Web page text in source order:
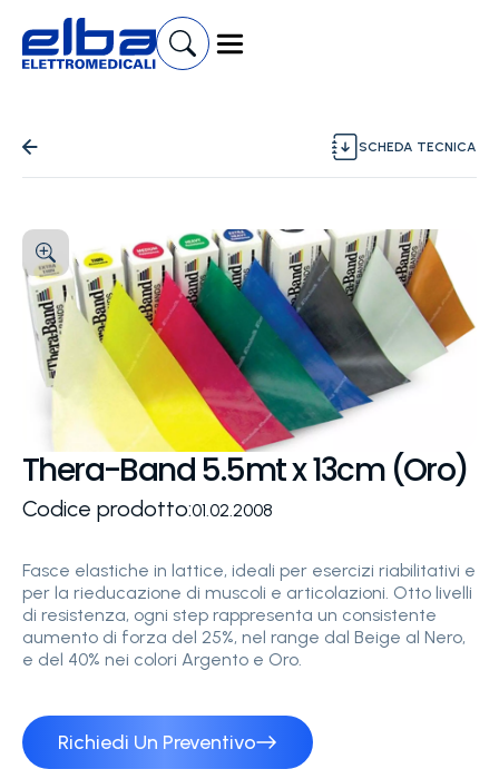
SCHEDA TECNICA
Thera-Band 5.5mt x 13cm (Oro)
Codice prodotto:01.02.2008
Fasce elastiche in lattice, ideali per esercizi riabilitativi e
per la rieducazione di muscoli e articolazioni. Otto livelli
di resistenza, ogni step rappresenta un consistente
aumento di forza del 25%, nel range dal Beige al Nero,
e del 40% nei colori Argento e Oro.
Richiedi Un Preventivo